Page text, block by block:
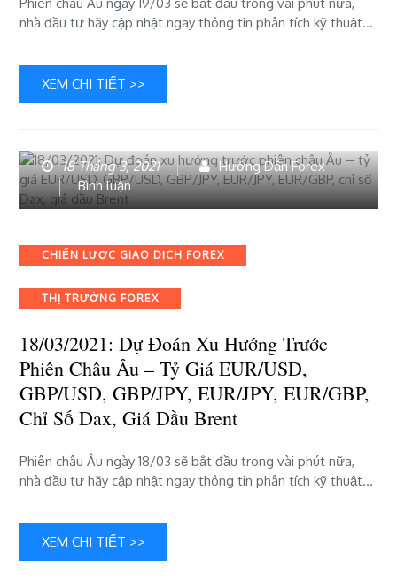
GBP/USD,
EUR/GBP,
giá
dầu
Brent
nhà đầu tư hãy cập nhật ngay thông tin phân tích kỹ thuật…
XEM CHI TIẾT >>
18 Tháng 3, 2021
Hướng Dẫn Forex
Bình luậnbài
viết
Dự
đoán
hướng
phiên
châu
Âu
–
tỷ
EUR/USD,
GBP/USD,
EUR/GBP,
Categories
CHIẾN LƯỢC GIAO DỊCH FOREX
THỊ TRƯỜNG FOREX
18/03/2021: Dự Đoán Xu Hướng Trước
Phiên Châu Âu – Tỷ Giá EUR/USD,
GBP/USD, GBP/JPY, EUR/JPY, EUR/GBP,
Chỉ Số Dax, Giá Dầu Brent
Phiên châu Âu ngày 18/03 sẽ bắt đầu trong vài phút nữa,
nhà đầu tư hãy cập nhật ngay thông tin phân tích kỹ thuật…
XEM CHI TIẾT >>